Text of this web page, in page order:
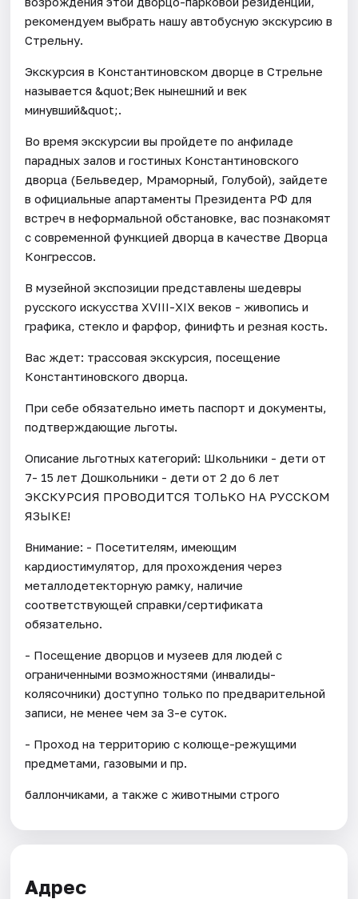
рекомендуем выбрать нашу автобусную экскурсию в
Стрельну.
Экскурсия в Константиновском дворце в Стрельне
называется &quot;Век нынешний и век
минувший&quot;.
Во время экскурсии вы пройдете по анфиладе
парадных залов и гостиных Константиновского
дворца (Бельведер, Мраморный, Голубой), зайдете
в официальные апартаменты Президента РФ для
встреч в неформальной обстановке, вас познакомят
с современной функцией дворца в качестве Дворца
Конгрессов.
В музейной экспозиции представлены шедевры
русского искусства XVIII-XIX веков - живопись и
графика, стекло и фарфор, финифть и резная кость.
Вас ждет: трассовая экскурсия, посещение
Константиновского дворца.
При себе обязательно иметь паспорт и документы,
подтверждающие льготы.
Описание льготных категорий: Школьники - дети от
7- 15 лет Дошкольники - дети от 2 до 6 лет
ЭКСКУРСИЯ ПРОВОДИТСЯ ТОЛЬКО НА РУССКОМ
ЯЗЫКЕ!
Внимание: - Посетителям, имеющим
кардиостимулятор, для прохождения через
металлодетекторную рамку, наличие
соответствующей справки/сертификата
обязательно.
- Посещение дворцов и музеев для людей с
ограниченными возможностями (инвалиды-
колясочники) доступно только по предварительной
записи, не менее чем за 3-е суток.
- Проход на территорию с колюще-режущими
предметами, газовыми и пр.
баллончиками, а также с животными строго
Адрес